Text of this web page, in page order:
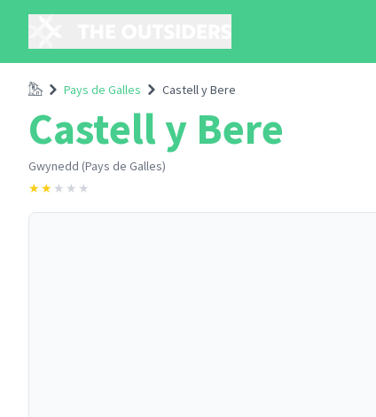
AccueilPays de Galles Castell y Bere
Castell y Bere
Gwynedd (Pays de Galles)
★★ ★ ★ ★